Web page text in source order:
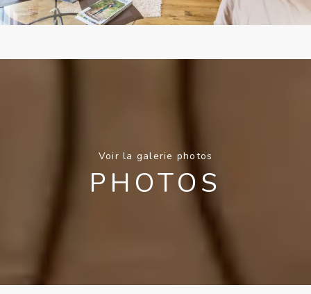
Voir la galerie photos
PHOTOS